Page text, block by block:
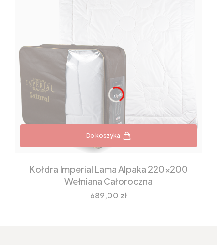
Do koszyka
Kołdra Imperial Lama Alpaka 220x200
Wełniana Całoroczna
Cena
689,00 zł